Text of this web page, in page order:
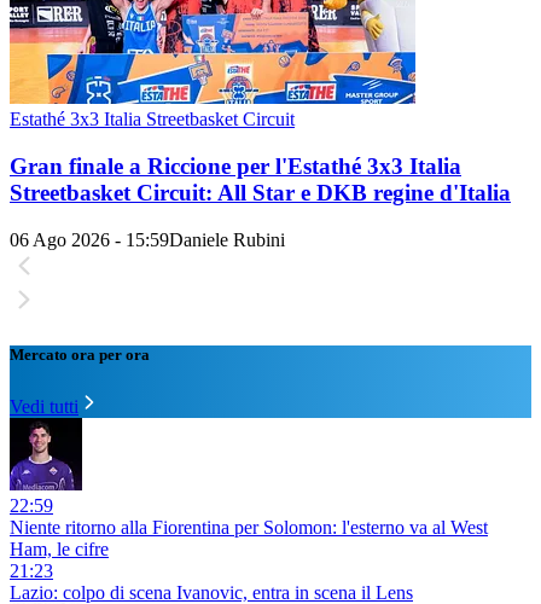
Estathé 3x3 Italia Streetbasket Circuit
Gran finale a Riccione per l'Estathé 3x3 Italia
Streetbasket Circuit: All Star e DKB regine d'Italia
06 Ago 2026 - 15:59Daniele Rubini
Mercato ora per ora
Vedi tutti
22:59
Niente ritorno alla Fiorentina per Solomon: l'esterno va al West
Ham, le cifre
21:23
Lazio: colpo di scena Ivanovic, entra in scena il Lens